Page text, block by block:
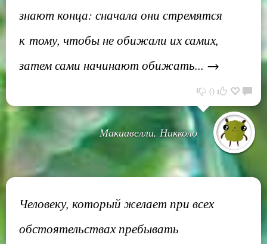
знают конца: сначала они стремятся
к тому, чтобы не обижали их самих,
затем сами начинают обижать... →
0
Макиавелли, Никколо
Человеку, который желает при всех
обстоятельствах пребывать